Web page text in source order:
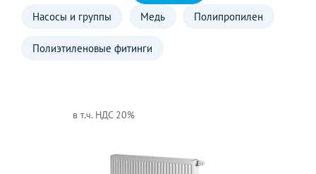
Насосы и группы Медь Полипропилен
Полиэтиленовые фитинги
в т.ч. НДС 20%